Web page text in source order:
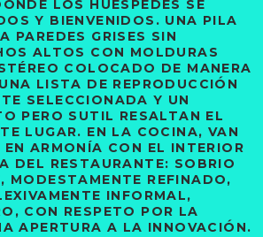
LOS HUÉSPEDES SE
Y BIENVENIDOS. UNA PILA
PAREDES GRISES SIN
ALTOS CON MOLDURAS
COLOCADO DE MANERA
LISTA DE REPRODUCCIÓN
SELECCIONADA Y UN
PERO SUTIL RESALTAN EL
LUGAR. EN LA COCINA, VAN
EN ARMONÍA CON EL INTERIOR
DEL RESTAURANTE: SOBRIO
MODESTAMENTE REFINADO,
INFORMAL,
CON RESPETO POR LA
APERTURA A LA INNOVACIÓN.